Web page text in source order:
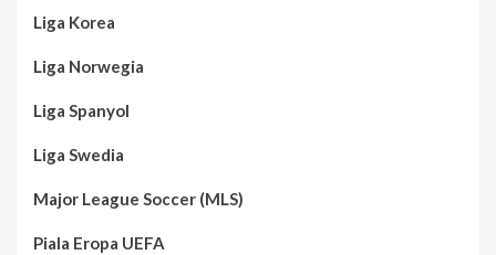
Liga Korea
Liga Norwegia
Liga Spanyol
Liga Swedia
Major League Soccer (MLS)
Piala Eropa UEFA